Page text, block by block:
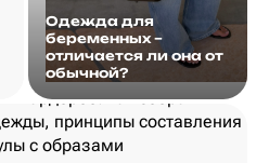
Одежда для
беременных –
отличается ли она от
обычной?